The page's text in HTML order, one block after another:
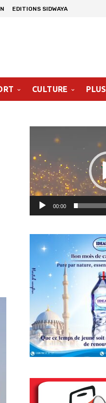
EDITIONS SIDWAYA
CULTURE PLUS
00:00